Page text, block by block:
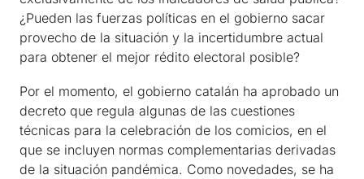
¿Pueden las fuerzas políticas en el gobierno sacar
provecho de la situación y la incertidumbre actual
para obtener el mejor rédito electoral posible?
Por el momento, el gobierno catalán ha aprobado un
decreto que regula algunas de las cuestiones
técnicas para la celebración de los comicios, en el
que se incluyen normas complementarias derivadas
de la situación pandémica. Como novedades, se ha